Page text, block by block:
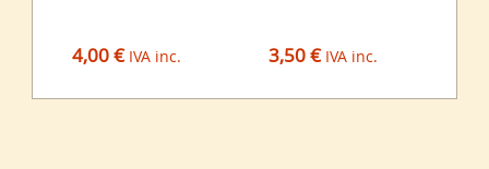
4,00 € IVA inc. 3,50 € IVA inc.